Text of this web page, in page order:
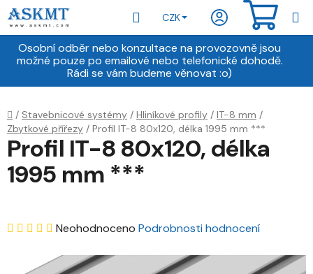
Přejít
na
obsah
Osobní odběr nebo konzultace na provozovně jsou
možné pouze po emailové nebo telefonické dohodě.
Rádi se vám budeme věnovat :o)
Hledat
CZK
Domů
/ Stavebnicové systémy / Hliníkové profily / IT-8 mm /
Zbytkové přířezy / Profil IT-8 80x120, délka 1995 mm ***
Profil IT-8 80x120, délka
1995 mm ***
Průměrné
produktu
Neohodnoceno Podrobnosti hodnocení